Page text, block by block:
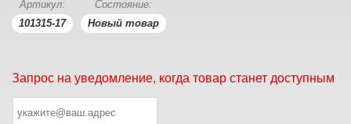
Артикул:
101315-17
Состояние:
Новый товар
Запрос на уведомление, когда товар станет доступным